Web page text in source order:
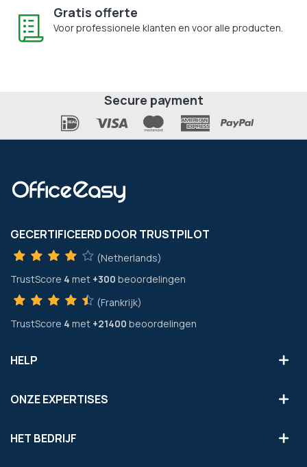
Gratis offerte
Voor professionele klanten en voor alle producten.
Secure payment
GECERTIFICEERD DOOR TRUSTPILOT
(Netherlands)
TrustScore 4 met +300 beoordelingen
(Frankrijk)
TrustScore 4 met +21400 beoordelingen
HELP
ONZE EXPERTISES
HET BEDRIJF